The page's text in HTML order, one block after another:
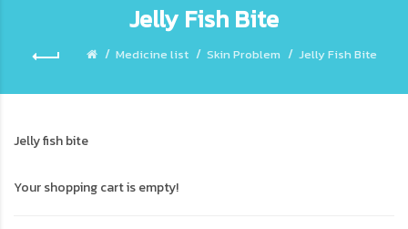
Jelly Fish Bite
Medicine list Skin Problem Jelly Fish Bite
Jelly fish bite
Your shopping cart is empty!